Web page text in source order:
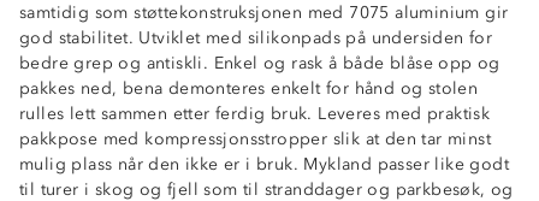
samtidig som støttekonstruksjonen med 7075 aluminium gir
god stabilitet. Utviklet med silikonpads på undersiden for
bedre grep og antiskli. Enkel og rask å både blåse opp og
pakkes ned, bena demonteres enkelt for hånd og stolen
rulles lett sammen etter ferdig bruk. Leveres med praktisk
pakkpose med kompressjonsstropper slik at den tar minst
mulig plass når den ikke er i bruk. Mykland passer like godt
til turer i skog og fjell som til stranddager og parkbesøk, og